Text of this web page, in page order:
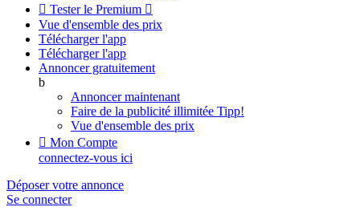
 Tester le Premium 
Vue d'ensemble des prix
Télécharger l'app
Télécharger l'app
Annoncer gratuitement
b
Annoncer maintenant
Faire de la publicité illimitée Tipp!
Vue d'ensemble des prix
 Mon Compte
connectez-vous ici
Déposer votre annonce
Se connecter